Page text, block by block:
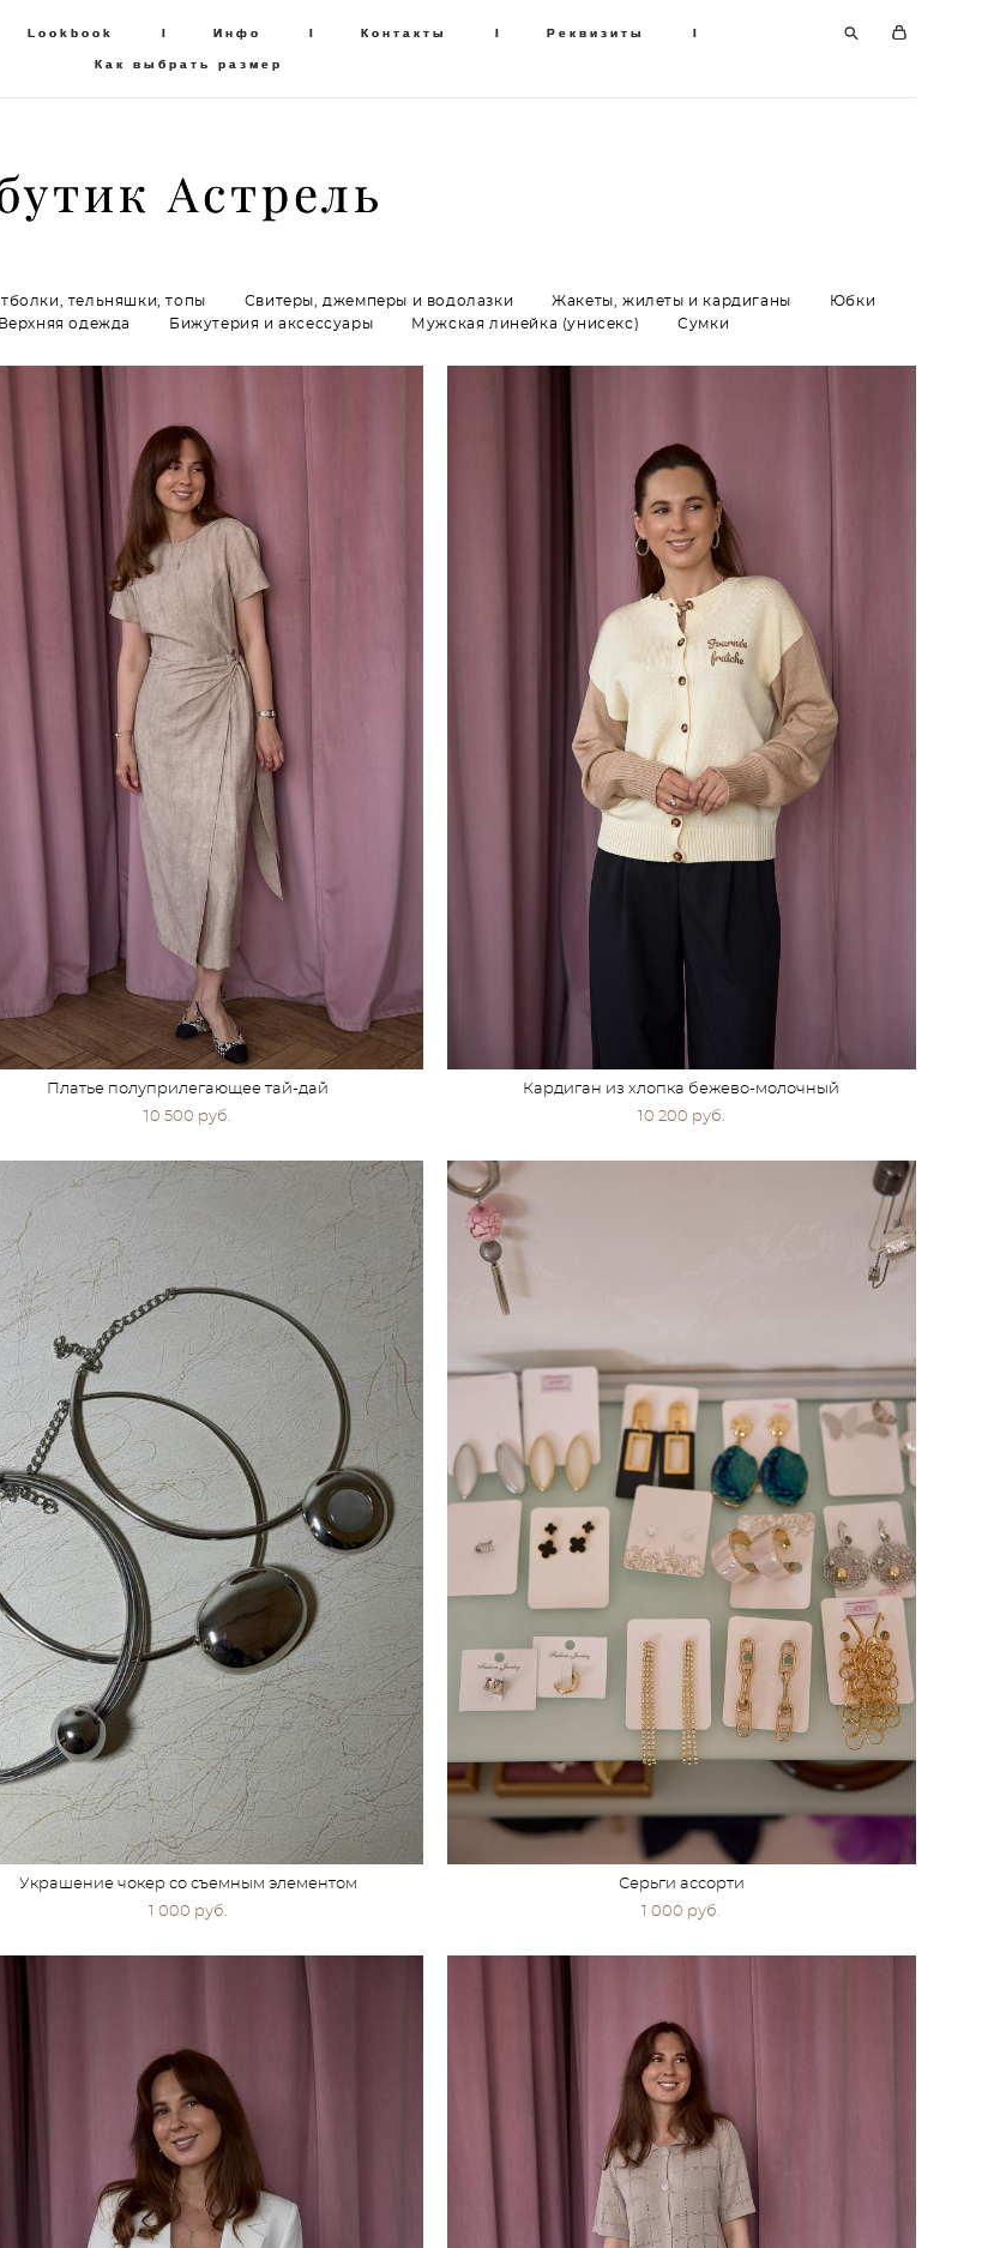
Lookbook I Инфо I Контакты I Реквизиты I
Как выбрать размер
Астрель
Lookbook I Инфо I Контакты I Реквизиты I
Как выбрать размер
Астрель
тельняшки, топы Свитеры, джемперы и водолазки Жакеты, жилеты и кардиганы
Юбки
Верхняя одежда Бижутерия и аксессуары Мужская линейка (унисекс) Сумки
Платье полуприлегающее тай-дай
10 500 pуб.
Кардиган из хлопка бежево-молочный
10 200 pуб.
Украшение чокер со съемным элементом
1 000 pуб.
Серьги ассорти
1 000 pуб.